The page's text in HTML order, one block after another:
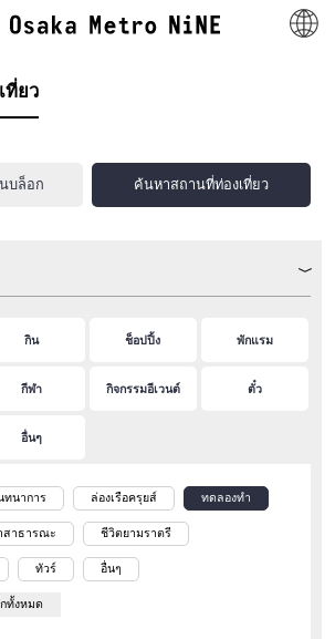
ที่ยว
บล็อก ค้นหาสถานที่ท่องเที่ยว
กิน ช็อปปิ้ง พักแรม
กีฬา กิจกรรมอีเวนต์ ตั๋ว
อื่นๆ
ทนาการ ล่องเรือครุยส์ ทดลองทำ
สาธารณะ ชีวิตยามราตรี
ทัวร์ อื่นๆ
ทั้งหมด